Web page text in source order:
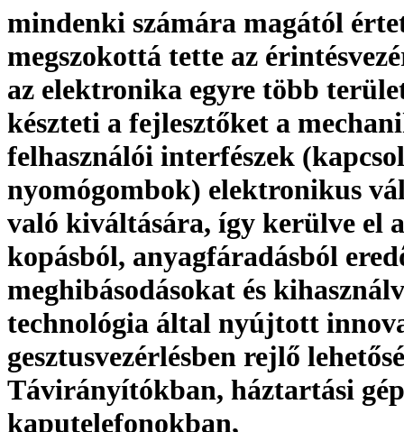
mindenki számára magától
megszokottá tette az
az elektronika egyre több
készteti a fejlesztőket a
felhasználói interfészek
nyomógombok) elektronikus
való kiváltására, így kerülve el a
kopásból, anyagfáradásból
meghibásodásokat és
technológia által nyújtott
gesztusvezérlésben rejlő
Távirányítókban, háztartási
kaputelefonokban,